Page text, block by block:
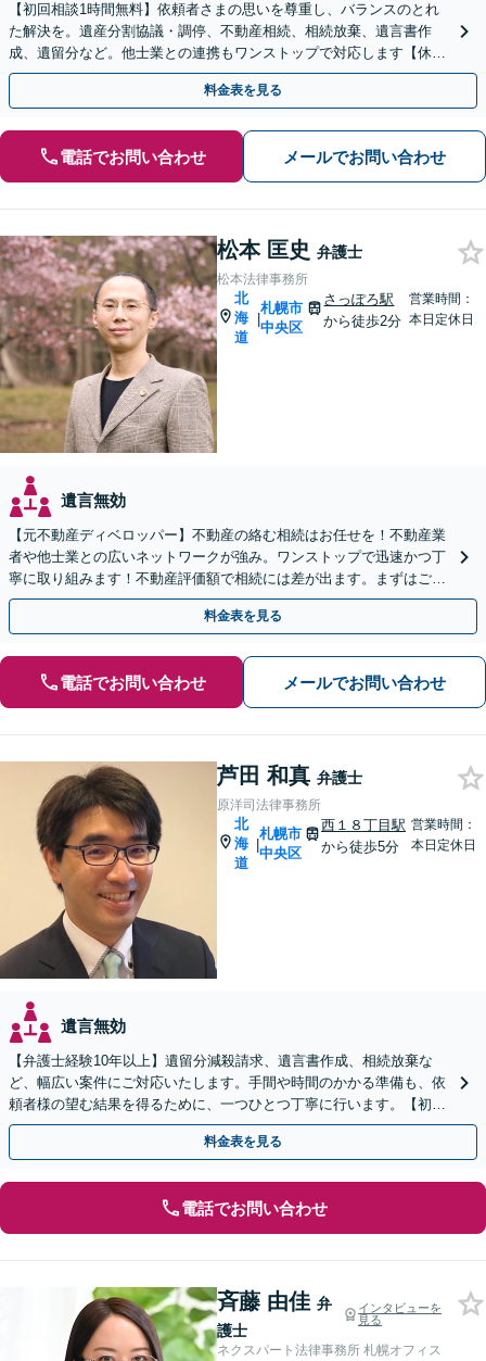
【初回相談1時間無料】依頼者さまの思いを尊重し、バランスのとれ
た解決を。遺産分割協議・調停、不動産相続、相続放棄、遺言書作
成、遺留分など。他士業との連携もワンストップで対応します【休
日・夜間面談OK】【すすきの駅2分】
料金表を見る
電話でお問い合わせ メールでお問い合わせ
松本 匡史 弁護士
松本法律事務所
北
海
道
|
札幌市
中央区
さっぽろ駅
から徒歩2分
営業時間：
本日定休日
遺言無効
【元不動産ディベロッパー】不動産の絡む相続はお任せを！不動産業
者や他士業との広いネットワークが強み。ワンストップで迅速かつ丁
寧に取り組みます！不動産評価額で相続には差が出ます。まずはご相
談ください【出張｜オンライン相談可】【休日夜間面談可】
料金表を見る
電話でお問い合わせ メールでお問い合わせ
芦田 和真 弁護士
原洋司法律事務所
北
海
道
|
札幌市
中央区
西１８丁目駅
から徒歩5分
営業時間：
本日定休日
遺言無効
【弁護士経験10年以上】遺留分減殺請求、遺言書作成、相続放棄な
ど、幅広い案件にご対応いたします。手間や時間のかかる準備も、依
頼者様の望む結果を得るために、一つひとつ丁寧に行います。【初回
相談無料】【分割払い対応】
料金表を見る
電話でお問い合わせ
斉藤 由佳 弁
護士
インタビューを
見る
ネクスパート法律事務所 札幌オフィス